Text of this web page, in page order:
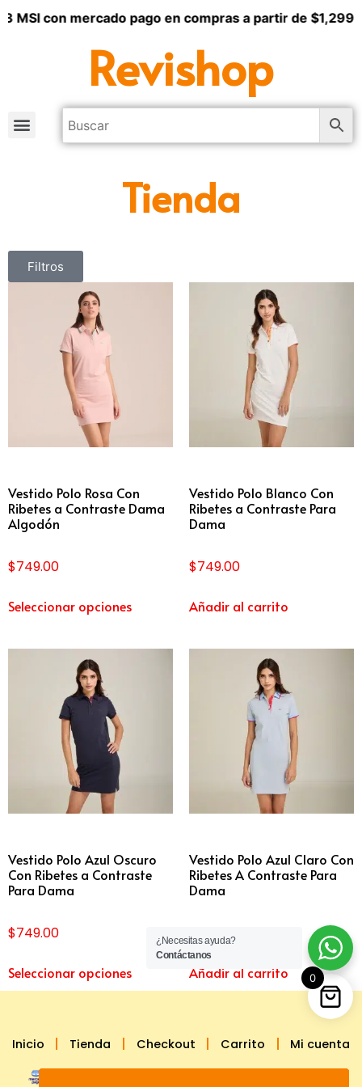
MSI con mercado pago en compras a partir de $1,299
Revishop
Tienda
Filtros
Vestido Polo Rosa Con
Ribetes a Contraste Dama
Algodón
$749.00
Seleccionar opciones
Vestido Polo Blanco Con
Ribetes a Contraste Para
Dama
$749.00
Añadir al carrito
Vestido Polo Azul Oscuro
Con Ribetes a Contraste
Para Dama
$749.00
Seleccionar opciones
Vestido Polo Azul Claro Con
Ribetes A Contraste Para
Dama
$ 749.00
Añadir al carrito
Inicio Tienda Checkout Carrito Mi cuenta
¿Necesitas ayuda?
Contáctanos
0